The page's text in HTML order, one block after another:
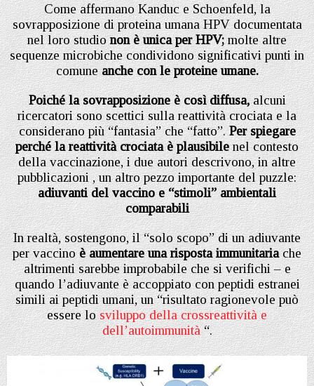
Come affermano Kanduc e Schoenfeld, la
sovrapposizione di proteina umana HPV documentata
nel loro studionon è unica per HPV;molte altre
sequenze microbiche condividono significativi punti in
comuneanche con le proteine ​​umane.
Poiché la sovrapposizione è così diffusa,alcuni
ricercatori sono scettici sulla reattività crociata e la
considerano più “fantasia” che “fatto”. Per spiegare
perché la reattività crociata è plausibilenel contesto
della vaccinazione, i due autori descrivono, in altre
pubblicazioni , un altro pezzo importante del puzzle:
adiuvanti del vaccino e “stimoli” ambientali
comparabili
In realtà, sostengono, il “solo scopo” di un adiuvante
per vaccinoè aumentare una risposta immunitariache
altrimenti sarebbe improbabile che si verifichi – e
quando l’adiuvante è accoppiato con peptidi estranei
simili ai peptidi umani, un “risultato ragionevole può
essere losviluppo della crossreattività e
dell’autoimmunità“.